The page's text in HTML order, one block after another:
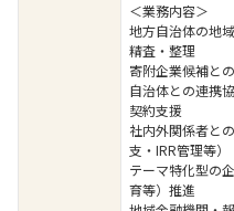
＜業務内容＞
地方自治体の地
精査・整理
寄附企業候補と
自治体との連携
契約支援
社内外関係者と
支・IRR管理等）
テーマ特化型の
育等）推進